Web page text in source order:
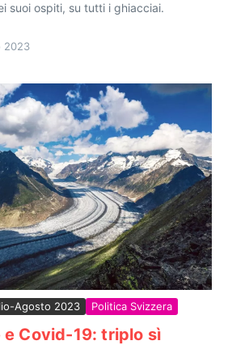
suoi ospiti, su tutti i ghiacciai.
2023
Agosto 2023 Politica Svizzera
e Covid-19: triplo sì